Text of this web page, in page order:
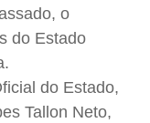
o
do Estado
do Estado,
Tallon Neto,